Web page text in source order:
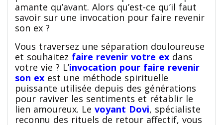
amante qu’avant. Alors qu’est-ce qu’il faut
savoir sur une invocation pour faire revenir
son ex ?
Vous traversez une séparation douloureuse
et souhaitez faire revenir votre ex dans
votre vie ? L’invocation pour faire revenir
son ex est une méthode spirituelle
puissante utilisée depuis des générations
pour raviver les sentiments et rétablir le
lien amoureux. Le voyant Dovi, spécialiste
reconnu des rituels de retour affectif, vous